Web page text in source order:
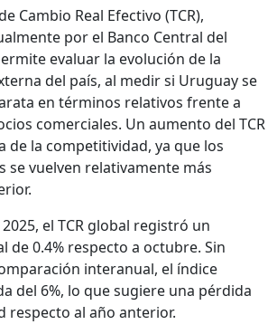
Cambio Real Efectivo (TCR),
por el Banco Central del
evaluar la evolución de la
del país, al medir si Uruguay se
en términos relativos frente a
comerciales. Un aumento del TCR
de la competitividad, ya que los
se vuelven relativamente más
el TCR global registró un
de 0.4% respecto a octubre. Sin
interanual, el índice
del 6%, lo que sugiere una pérdida
respecto al año anterior.